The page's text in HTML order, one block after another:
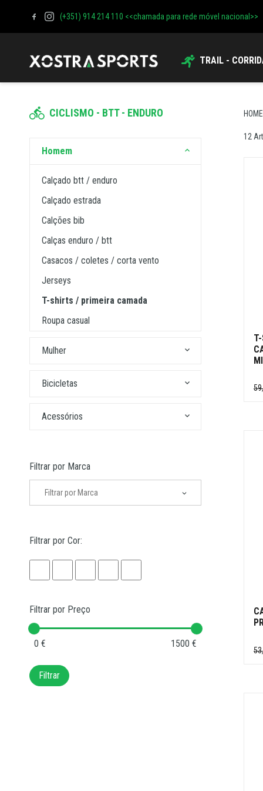
(+351) 914 214 110 <<chamada para rede móvel nacional>>
TRAIL -
CICLISMO - BTT - ENDURO
homem
calçado btt / enduro
calçado estrada
calções bib
calças enduro / btt
casacos / coletes / corta vento
jerseys
t-shirts / primeira camada
roupa casual
mulher
bicicletas
acessórios
Filtrar por Marca
Filtrar por Cor:
Filtrar por Preço
0 € 1500 €
Filtrar
12